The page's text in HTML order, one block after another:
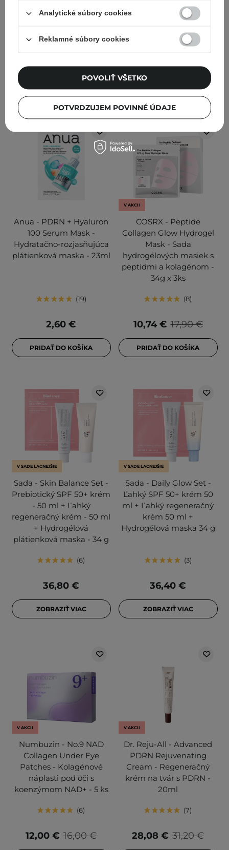
telové mlieko - 300 ml
12
Kolagénová maska na
pery - 11g
28
Anua - PDRN + Hyaluron
100 Serum Mask -
Hydratačno-rozjasňujúca
plátienková maska - 23ml
19
2,60 €
PRIDAŤ DO KOŠÍKA
V AKCII
COSRX - Peptide
Collagen Glow Hydrogel
Mask - Sada
hydrogélových masiek s
peptidmi a kolagénom -
34g x 3ks
8
17,90 €
10,74 €
PRIDAŤ DO KOŠÍKA
V SADE LACNEJŠIE
Sada - Skin Balance Set -
Prebiotický SPF 50+ krém
- 50 ml + Ľahký
regeneračný krém - 50 ml
+ Hydrogélová
plátienková maska - 34 g
6
36,80 €
ZOBRAZIŤ VIAC
V SADE LACNEJŠIE
Sada - Daily Glow Set -
Ľahký SPF 50+ krém 50
ml + Ľahký regeneračný
krém 50 ml +
Hydrogélová maska 34 g
3
36,40 €
ZOBRAZIŤ VIAC
V AKCII
Numbuzin - No.9 NAD
Collagen Under Eye
Patches - Kolagénové
náplasti pod oči s
koenzýmom NAD+ - 5 ks
6
16,00 €
12,00 €
V AKCII
Dr. Reju-All - Advanced
PDRN Rejuvenating
Cream - Regeneračný
krém na tvár s PDRN -
20ml
7
31,20 €
28,08 €
Analytické súbory cookies
Reklamné súbory cookies
POTVRDZUJEM POVINNÉ ÚDAJE
POVOLIŤ VŠETKO